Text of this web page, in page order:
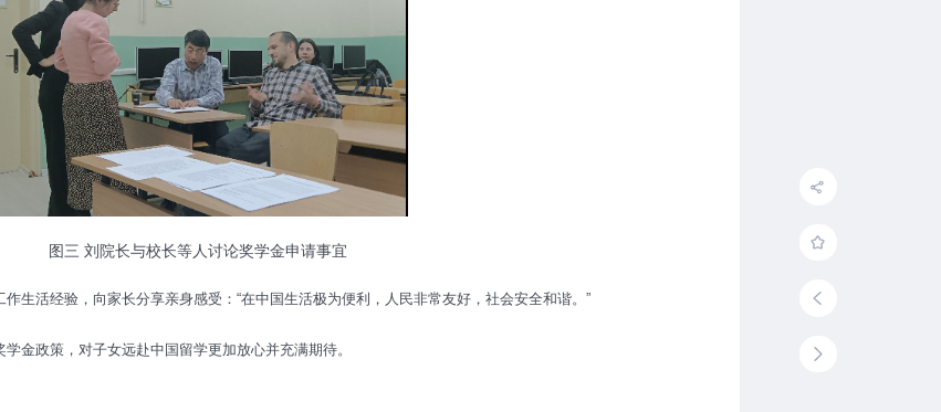
图三 刘院长与校长等人讨论奖学金申请事宜
生活经验，向家长分享亲身感受：“在中国生活极为便利，人民非常友好，社会安全和谐。”
金政策，对子女远赴中国留学更加放心并充满期待。